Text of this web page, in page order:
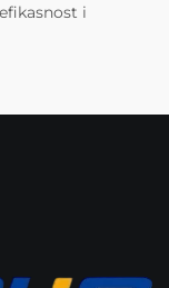
i